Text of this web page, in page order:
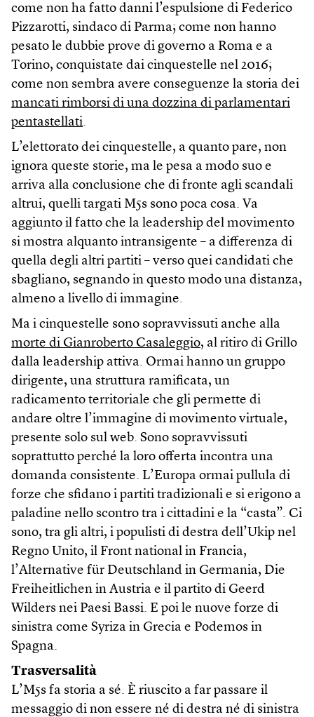
come non ha fatto danni l’espulsione di Federico
Pizzarotti, sindaco di Parma; come non hanno
pesato le dubbie prove di governo a Roma e a
Torino, conquistate dai cinquestelle nel 2016;
come non sembra avere conseguenze la storia dei
mancati rimborsi di una dozzina di parlamentari
pentastellati.
L’elettorato dei cinquestelle, a quanto pare, non
ignora queste storie, ma le pesa a modo suo e
arriva alla conclusione che di fronte agli scandali
altrui, quelli targati M5s sono poca cosa. Va
aggiunto il fatto che la leadership del movimento
si mostra alquanto intransigente – a differenza di
quella degli altri partiti – verso quei candidati che
sbagliano, segnando in questo modo una distanza,
almeno a livello di immagine.
Ma i cinquestelle sono sopravvissuti anche alla
morte di Gianroberto Casaleggio, al ritiro di Grillo
dalla leadership attiva. Ormai hanno un gruppo
dirigente, una struttura ramificata, un
radicamento territoriale che gli permette di
andare oltre l’immagine di movimento virtuale,
presente solo sul web. Sono sopravvissuti
soprattutto perché la loro offerta incontra una
domanda consistente. L’Europa ormai pullula di
forze che sfidano i partiti tradizionali e si erigono a
paladine nello scontro tra i cittadini e la “casta”. Ci
sono, tra gli altri, i populisti di destra dell’Ukip nel
Regno Unito, il Front national in Francia,
l’Alternative für Deutschland in Germania, Die
Freiheitlichen in Austria e il partito di Geerd
Wilders nei Paesi Bassi. E poi le nuove forze di
sinistra come Syriza in Grecia e Podemos in
Spagna.
Trasversalità
L’M5s fa storia a sé. È riuscito a far passare il
messaggio di non essere né di destra né di sinistra